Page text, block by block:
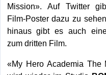
Mission». Auf Twitter
Film-Poster dazu zu
hinaus gibt es auch
zum dritten Film.
«My Hero Academia The